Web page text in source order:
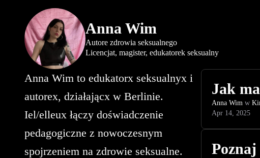
Anna Wim
Autore zdrowia seksualnego
Licencjat, magister, edukatorek seksualny
Anna Wim to edukatorx seksualnyx i
autorex, działającx w Berlinie.
Iel/elleux łączy doświadczenie
pedagogiczne z nowoczesnym
spojrzeniem na zdrowie seksualne.
Jak
Anna Wimw
Apr 14, 2025